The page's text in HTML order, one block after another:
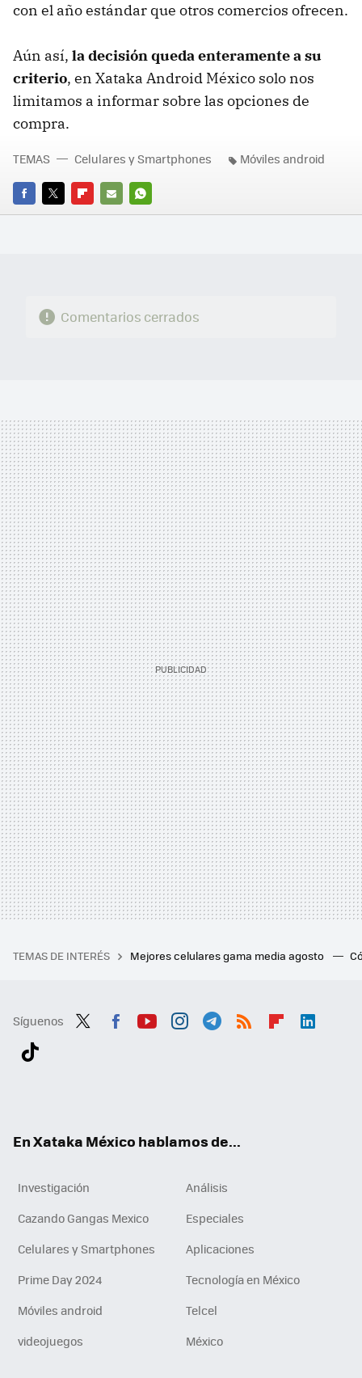
con el año estándar que otros comercios ofrecen.
Aún así, la decisión queda enteramente a su
criterio, en Xataka Android México solo nos
limitamos a informar sobre las opciones de
compra.
FACEBOOK
TWITTERFLIPBOARD
E-
WHATSAPP
TEMAS Celulares y Smartphones Móviles android
Comentarios cerrados
TEMAS DE INTERÉS Mejores celulares gama media agosto
Síguenos
En Xataka México hablamos de...
Investigación
Análisis
Cazando Gangas Mexico
Especiales
Celulares y Smartphones
Aplicaciones
Prime Day 2024
Tecnología en México
Móviles android
Telcel
videojuegos
México